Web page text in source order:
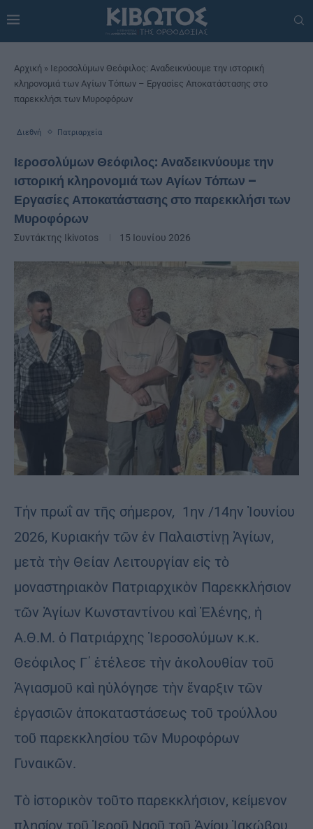
Αρχική » Ιεροσολύμων Θεόφιλος: Αναδεικνύουμε την ιστορική
κληρονομιά των Αγίων Τόπων – Εργασίες Αποκατάστασης στο
παρεκκλήσι των Μυροφόρων
Διεθνή Πατριαρχεία
Ιεροσολύμων Θεόφιλος: Αναδεικνύουμε την
ιστορική κληρονομιά των Αγίων Τόπων –
Εργασίες Αποκατάστασης στο παρεκκλήσι των
Μυροφόρων
Συντάκτης Ikivotos 15 Ιουνίου 2026
Τήν πρωΐ αν τῆς σήμερον, 1ην /14ην Ἰουνίου
2026, Κυριακήν τῶν ἐν Παλαιστίνῃ Ἁγίων,
μετὰ τὴν Θείαν Λειτουργίαν εἰς τὸ
μοναστηριακὸν Πατριαρχικὸν Παρεκκλήσιον
τῶν Ἁγίων Κωνσταντίνου καὶ Ἑλένης, ἡ
Α.Θ.Μ. ὁ Πατριάρχης Ἱεροσολύμων κ.κ.
Θεόφιλος Γ΄ ἐτέλεσε τὴν ἀκολουθίαν τοῦ
Ἁγιασμοῦ καὶ ηὐλόγησε τὴν ἔναρξιν τῶν
ἐργασιῶν ἀποκαταστάσεως τοῦ τρούλλου
τοῦ παρεκκλησίου τῶν Μυροφόρων
Γυναικῶν.
Τὸ ἱστορικὸν τοῦτο παρεκκλήσιον, κείμενον
πλησίον τοῦ Ἱεροῦ Ναοῦ τοῦ Ἁγίου Ἰακώβου